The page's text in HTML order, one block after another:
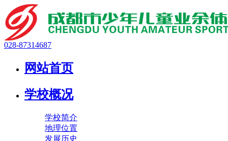
028-87314687
网站首页
学校概况
学校简介
地理位置
发展历史